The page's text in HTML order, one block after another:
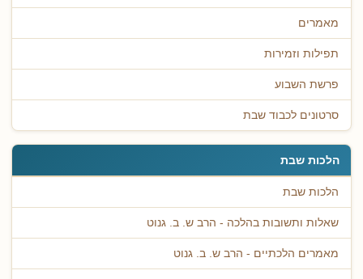
מאמרים
תפילות וזמירות
פרשת השבוע
סרטונים לכבוד שבת
הלכות שבת
הלכות שבת
שאלות ותשובות בהלכה - הרב ש. ב. גנוט
מאמרים הלכתיים - הרב ש. ב. גנוט